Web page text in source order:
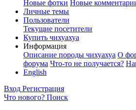
Новые фотки Новые
Личные темы
Пользователи
Текущие посетители
Купить чихуахуа
Информация
Описание породы чихуахуа О
форума Что-то не получается?
English
Вход Регистрация
Что нового? Поиск